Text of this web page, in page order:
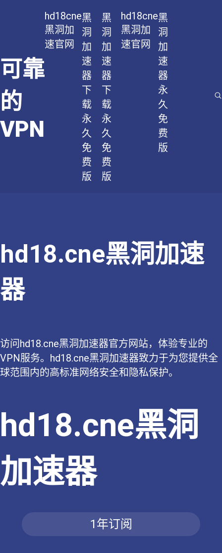
可靠
的
VPN
hd18cne
黑洞加
速官网
黑
洞
加
速
器
下
载
永
久
免
费
版
黑
洞
加
速
器
下
载
永
久
免
费
版
hd18cne
黑洞加
速官网
黑
洞
加
速
器
永
久
免
费
版
hd18.cne黑洞加速
器
访问hd18.cne黑洞加速器官方网站，体验专业的
VPN服务。hd18.cne黑洞加速器致力于为您提供全
球范围内的高标准网络安全和隐私保护。
hd18.cne黑洞
加速器
1年订阅